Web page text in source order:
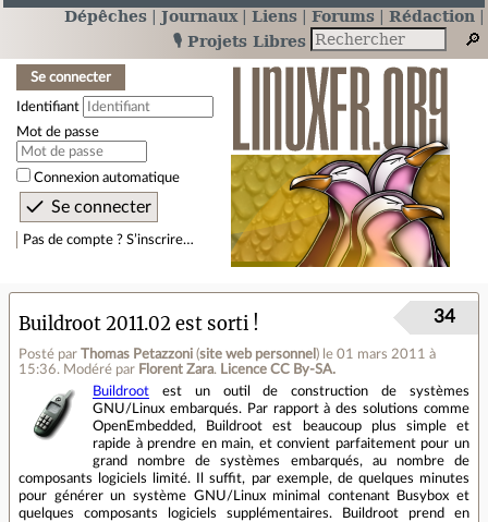
Dépêches Journaux Liens Forums
Rédaction
🎙️ Projets Libres
Se connecter
Identifiant
Mot de passe
Connexion automatique
Pas de compte ? S’inscrire…
Buildroot 2011.02 est sorti !
Posté par Thomas Petazzoni (site web personnel ) le 01 mars 2011 à
15:36. Modéré par Florent Zara. Licence CC By‑SA.
34
Buildroot est un outil de construction de systèmes
GNU/Linux embarqués. Par rapport à des solutions comme
OpenEmbedded, Buildroot est beaucoup plus simple et
rapide à prendre en main, et convient parfaitement pour un
grand nombre de systèmes embarqués, au nombre de
composants logiciels limité. Il suffit, par exemple, de quelques minutes
pour générer un système GNU/Linux minimal contenant Busybox et
quelques composants logiciels supplémentaires. Buildroot prend en